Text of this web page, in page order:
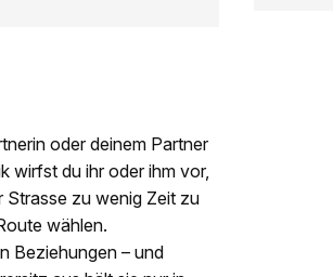
oder deinem Partner
wirfst du ihr oder ihm vor,
Strasse zu wenig Zeit zu
wählen.
Beziehungen – und